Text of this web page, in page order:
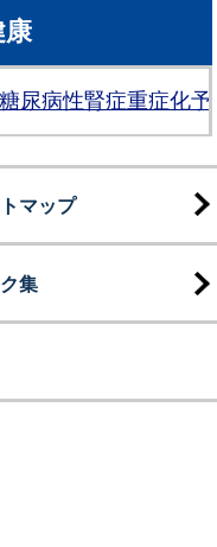
尿病性腎症重症化予
マップ
集